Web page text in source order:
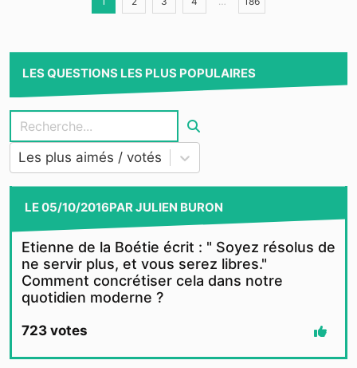
LES QUESTIONS LES PLUS POPULAIRES
Les plus aimés / votés
LE05/10/2016PARJULIEN BURON
Etienne de la Boétie écrit : " Soyez résolus de
ne servir plus, et vous serez libres."
Comment concrétiser cela dans notre
quotidien moderne ?
723 votes